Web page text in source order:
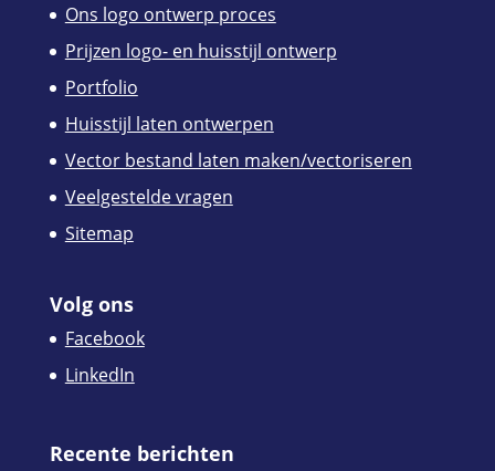
Ons logo ontwerp proces
Prijzen logo- en huisstijl ontwerp
Portfolio
Huisstijl laten ontwerpen
Vector bestand laten maken/vectoriseren
Veelgestelde vragen
Sitemap
Volg ons
Facebook
LinkedIn
Recente berichten